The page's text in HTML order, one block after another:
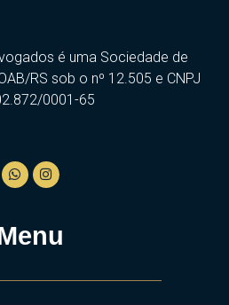
é uma Sociedade de
RS sob o nº 12.505 e CNPJ
0001-65